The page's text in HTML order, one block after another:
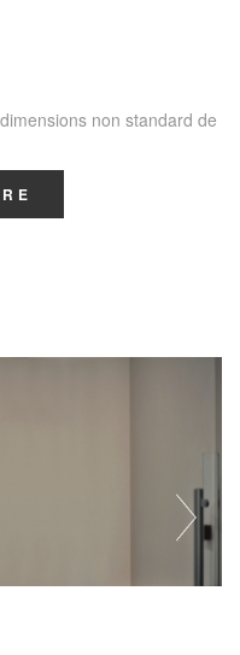
non standard de